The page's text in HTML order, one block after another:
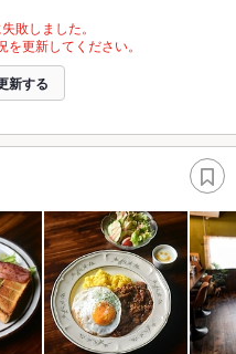
敗しました。
更新してください。
新する